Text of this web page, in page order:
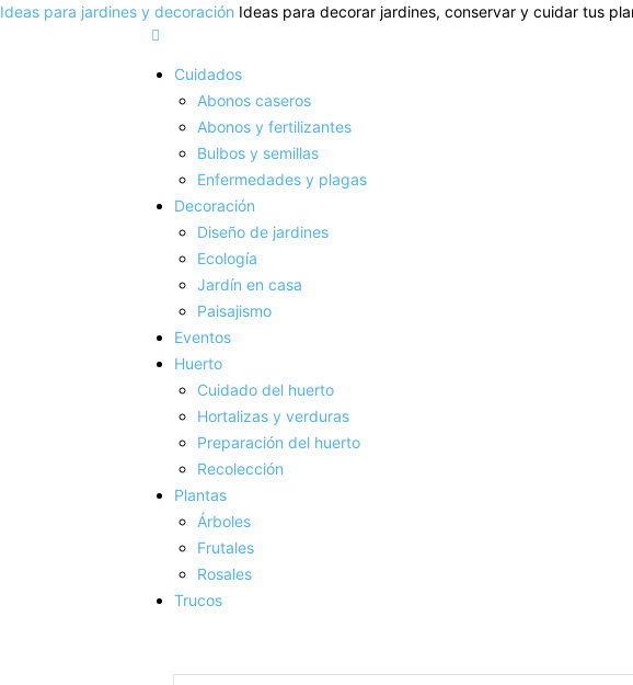
Ideas para jardines y decoración Ideas para decorar jardines, conservar y cuidar tus
Cuidados
Abonos caseros
Abonos y fertilizantes
Bulbos y semillas
Enfermedades y plagas
Decoración
Diseño de jardines
Ecología
Jardín en casa
Paisajismo
Eventos
Huerto
Cuidado del huerto
Hortalizas y verduras
Preparación del huerto
Recolección
Plantas
Árboles
Frutales
Rosales
Trucos